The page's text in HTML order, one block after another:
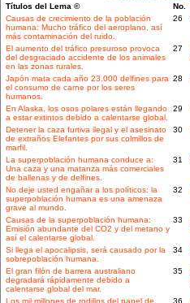
Títulos del Lema ©
No.
Causas de crecimiento de la población
humana: Mucho tráfico del aeroplano, así
más contaminación del ruido.
26
El aumento del tráfico presuroso provoca
del desgraciado accidente de los animales
en las zonas rurales.
27
Japón mata cada año 23.000 delfines para
el consumo de carne por los seres
humanos.
28
En Alaska, los osos polares están llegando
a estar extintos debido a calentarse global.
29
Detener la caza furtiva ilegal y el asesinato
de extraños Elefantes por sus colmillos de
marfil.
30
La superpoblación humana conduce a:
Una caza y una matanza más comerciales
de ballenas y de delfines.
31
No deje usted engañar a los políticos: la
superpoblación humana es una amenaza
grave al mundo.
32
Causas de la superpoblación humana:
Emisión abundante del CO2 y del metano y
así el calentarse global.
33
Si llega el apocalipsis, será causado por la
sobrepoblación humana.
34
El gran filón de barrera australiano
degradará rápidamente debido a
calentarse global del mar.
35